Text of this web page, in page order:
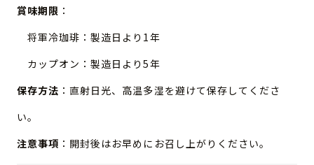
賞味期限 ：
将軍冷珈琲：製造日より1年
カップオン：製造日より5年
保存方法 ：直射日光、高温多湿を避けて保存してくださ
い。
注意事項 ：開封後はお早めにお召し上がりください。